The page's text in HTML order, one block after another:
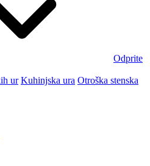
Odprite
ur Kuhinjska ura Otroška stenska